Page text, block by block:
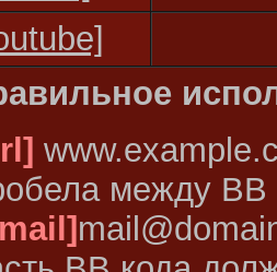
между BB